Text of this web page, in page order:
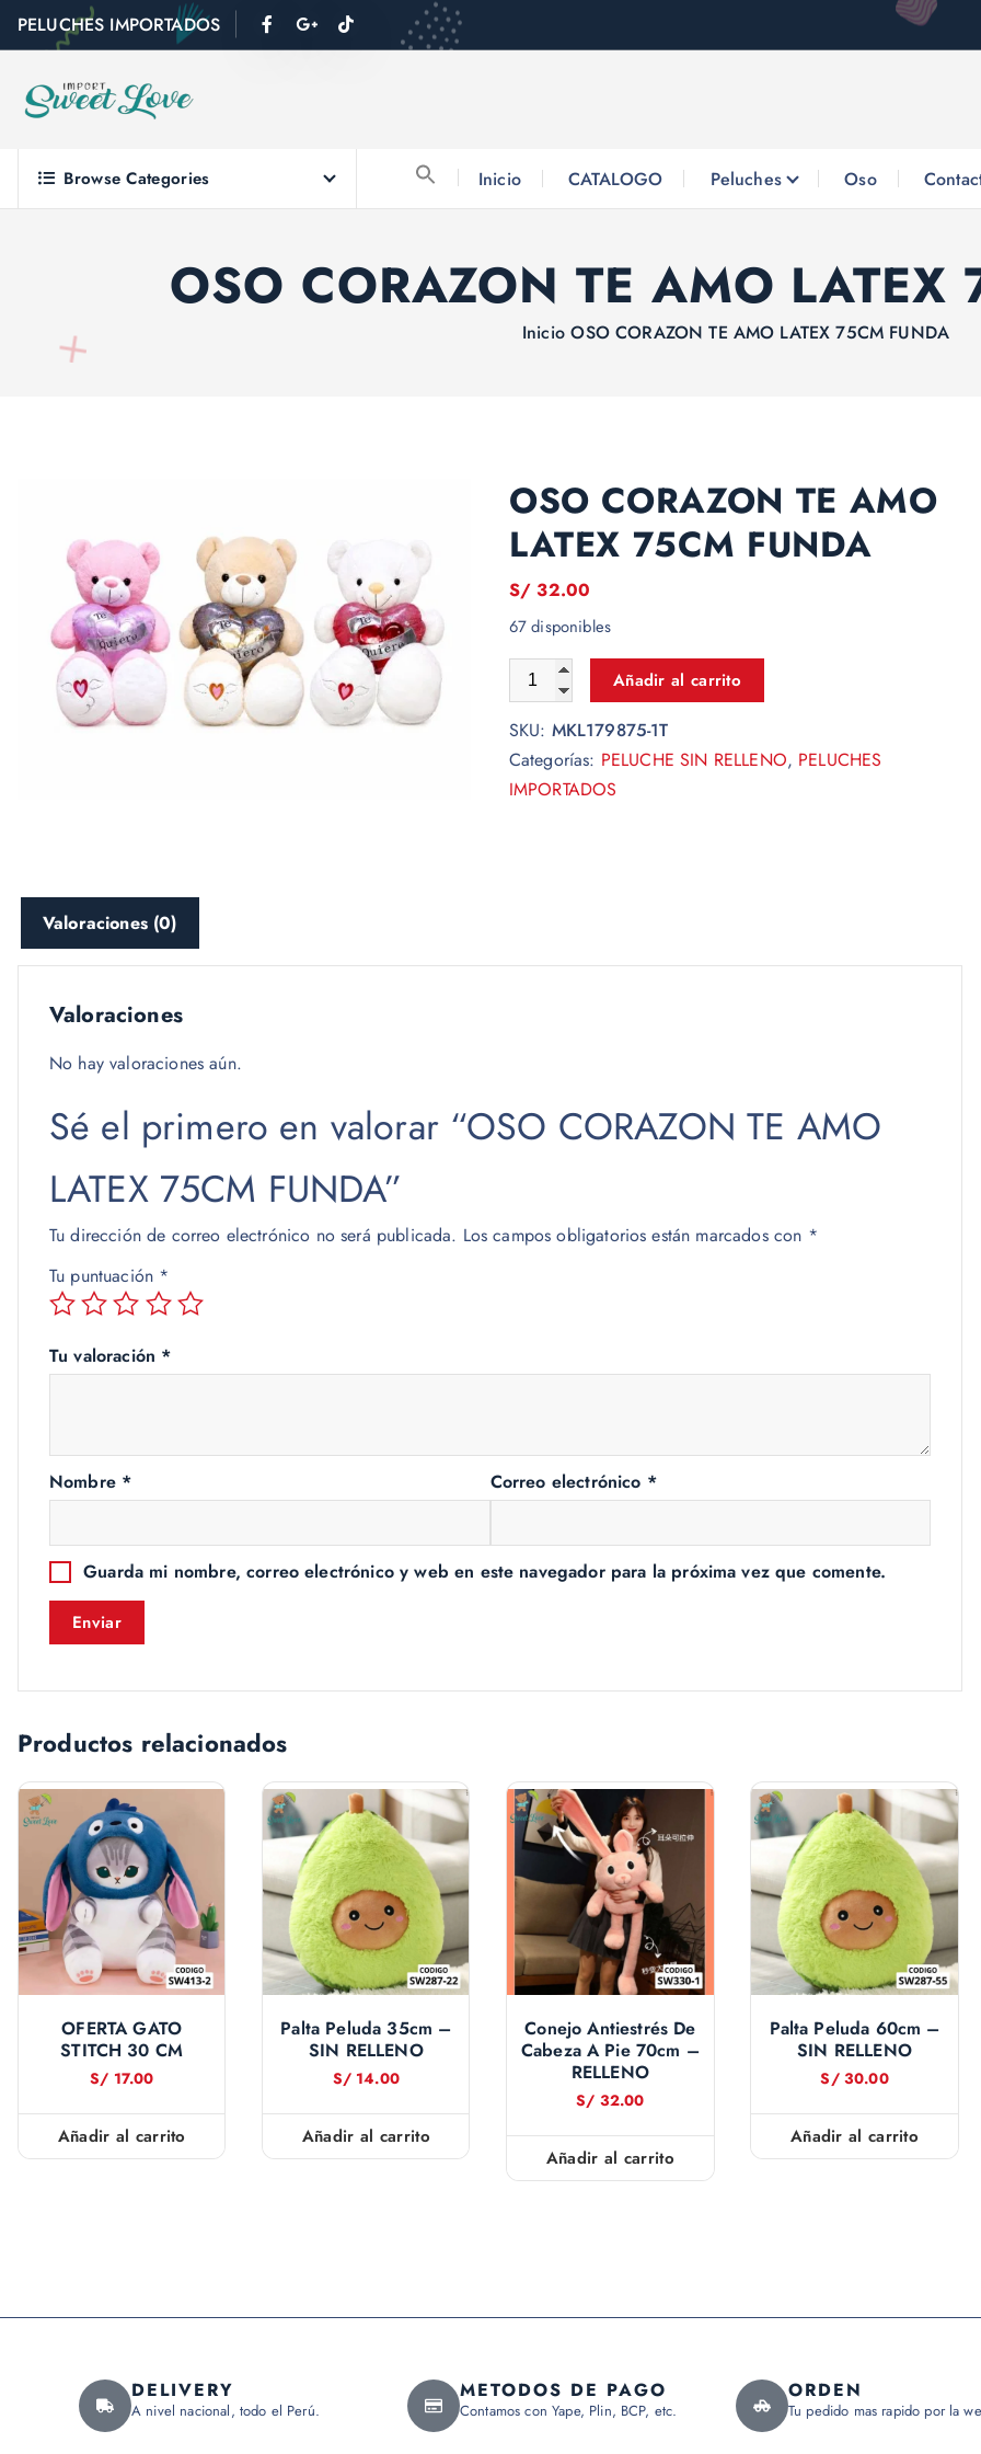
PELUCHES IMPORTADOS
Browse Categories Inicio CATALOGO Peluches Oso
OSO CORAZON TE AMO LATEX
Inicio OSO CORAZON TE AMO LATEX 75CM FUNDA
OSO CORAZON TE AMO
LATEX 75CM FUNDA
S/ 32.00
67 disponibles
Añadir al carrito
SKU: MKL179875-1T
Categorías: PELUCHE SIN RELLENO, PELUCHES
IMPORTADOS
Valoraciones (0)
Valoraciones
No hay valoraciones aún.
Sé el primero en valorar “OSO CORAZON TE AMO
LATEX 75CM FUNDA”
Tu dirección de correo electrónico no será publicada. Los campos obligatorios están marcados con *
Tu puntuación *
Tu valoración *
Nombre * Correo electrónico *
Guarda mi nombre, correo electrónico y web en este navegador para la próxima vez que comente.
Productos relacionados
OFERTA GATO
STITCH 30 CM
S/ 17.00
Añadir al carrito
Palta Peluda 35cm –
SIN RELLENO
S/14.00
Añadir al carrito
Conejo Antiestrés De
Cabeza A Pie 70cm –
RELLENO
S/ 32.00
Añadir al carrito
Palta Peluda 60cm –
SIN RELLENO
S/30.00
Añadir al carrito
DELIVERY
A nivel nacional, todo el Perú.
METODOS DE PAGO
Contamos con Yape, Plin, BCP, etc.
ORDEN
Tu pedido mas rapido por la